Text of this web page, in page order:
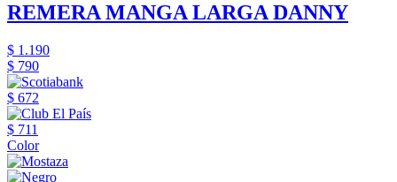
REMERA MANGA LARGA DANNY
$ 1.190
$ 790
$ 672
$ 711
Color